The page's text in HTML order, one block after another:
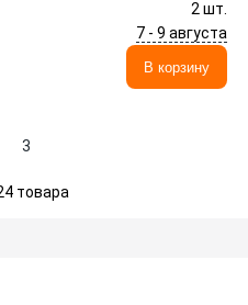
2 шт.
7 - 9 августа
В корзину
3
товара